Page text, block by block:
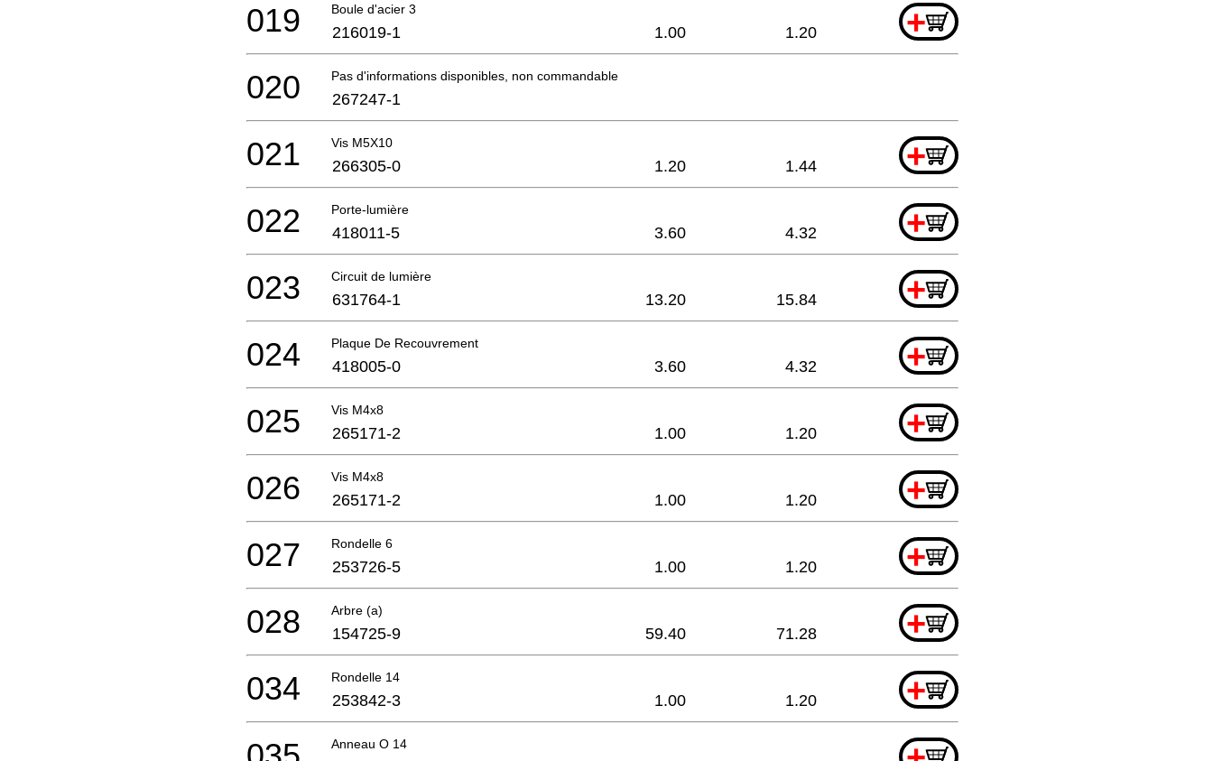
Boule d'acier 3 +
019 216019-1 1.00 1.20
Pas d'informations disponibles, non commandable
020 267247-1
Vis M5X10 +
021 266305-0 1.20 1.44
Porte-lumière +
022 418011-5 3.60 4.32
Circuit de lumière +
023 631764-1 13.20 15.84
Plaque De Recouvrement +
024 418005-0 3.60 4.32
Vis M4x8 +
025 265171-2 1.00 1.20
Vis M4x8 +
026 265171-2 1.00 1.20
Rondelle 6 +
027 253726-5 1.00 1.20
Arbre (a) +
028 154725-9 59.40 71.28
Rondelle 14 +
034 253842-3 1.00 1.20
Anneau O 14